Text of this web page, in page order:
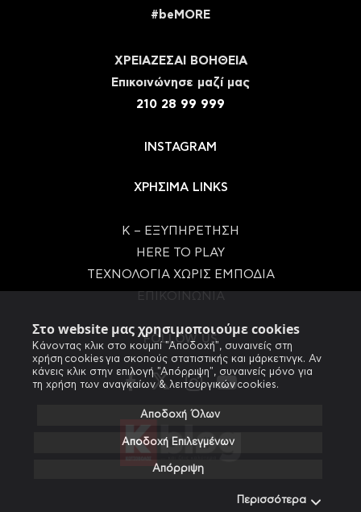
Στο website μας χρησιμοποιούμε cookies
Κάνοντας κλικ στο κουμπί "Αποδοχή", συναινείς στη
χρήση cookies για σκοπούς στατιστικής και μάρκετινγκ. Αν
κάνεις κλικ στην επιλογή "Απόρριψη", συναινείς μόνο για
τη χρήση των αναγκαίων & λειτουργικών cookies.
Αποδοχή Όλων
Αποδοχή Επιλεγμένων
Απόρριψη
Περισσότερα
#beMORE
ΧΡΕΙΑΖΕΣΑΙ ΒΟΗΘΕΙΑ
Eπικοινώνησε μαζί μας
210 28 99 999
INSTAGRAM
ΧΡΗΣΙΜΑ LINKS
Κ – ΕΞΥΠΗΡΕΤΗΣΗ
HERE TO PLAY
ΤΕΧΝΟΛΟΓΙΑ ΧΩΡΙΣ ΕΜΠΟΔΙΑ
FOLLOW US